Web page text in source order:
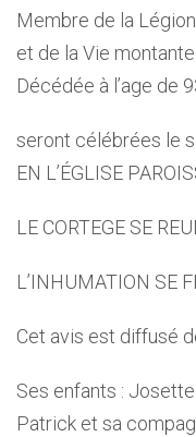
Membre de la
et de la Vie montante
Décédée à l’age de
seront célébrées le
EN L’ÉGLISE
LE CORTEGE SE
L’INHUMATION SE
Cet avis est diffusé
Ses enfants :
Patrick et sa